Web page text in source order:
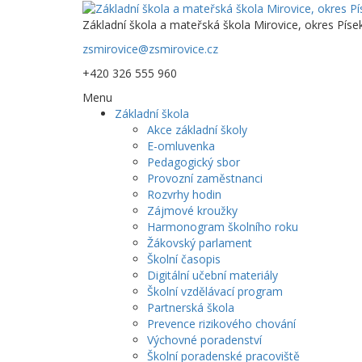
Základní škola a mateřská škola Mirovice, okres
zsmirovice@zsmirovice.cz
+420 326 555 960
Menu
Základní škola
Akce základní školy
E-omluvenka
Pedagogický sbor
Provozní zaměstnanci
Rozvrhy hodin
Zájmové kroužky
Harmonogram školního roku
Žákovský parlament
Školní časopis
Digitální učební materiály
Školní vzdělávací program
Partnerská škola
Prevence rizikového chování
Výchovné poradenství
Školní poradenské pracoviště